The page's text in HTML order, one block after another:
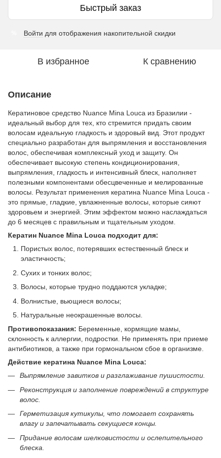
Быстрый заказ
Войти для отображения накопительной скидки
В избранное К сравнению
Описание
Кератиновое средство Nuance Mina Louca из Бразилии -
идеальный выбор для тех, кто стремится придать своим
волосам идеальную гладкость и здоровый вид. Этот продукт
специально разработан для выпрямления и восстановления
волос, обеспечивая комплексный уход и защиту. Он
обеспечивает высокую степень кондиционирования,
выпрямления, гладкость и интенсивный блеск, наполняет
полезными компонентами обесцвеченные и мелированные
волосы. Результат применения кератина Nuance Mina Louca -
это прямые, гладкие, увлажненные волосы, которые сияют
здоровьем и энергией. Этим эффектом можно наслаждаться
до 6 месяцев с правильным и тщательным уходом.
Кератин Nuance Mina Louca подходит для:
Пористых волос, потерявших естественный блеск и
эластичность;
Сухих и тонких волос;
Волосы, которые трудно поддаются укладке;
Волнистые, вьющиеся волосы;
Натуральные неокрашенные волосы.
Противопоказания: Беременные, кормящие мамы,
склонность к аллергии, подростки. Не применять при приеме
антибиотиков, а также при гормональном сбое в организме.
Действие кератина Nuance Mina Louca:
Выпрямление завитков и разглаживание пушистости.
Реконструкция и заполнение повреждений в структуре
волос.
Герметизация кутикулы, что помогает сохранять
влагу и запечатывать секущиеся концы.
Придание волосам шелковистости и ослепительного
блеска.